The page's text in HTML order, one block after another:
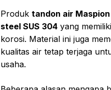
Produk tandon air Maspion
steel SUS 304 yang
korosi. Material ini juga
kualitas air tetap terjaga
usaha.